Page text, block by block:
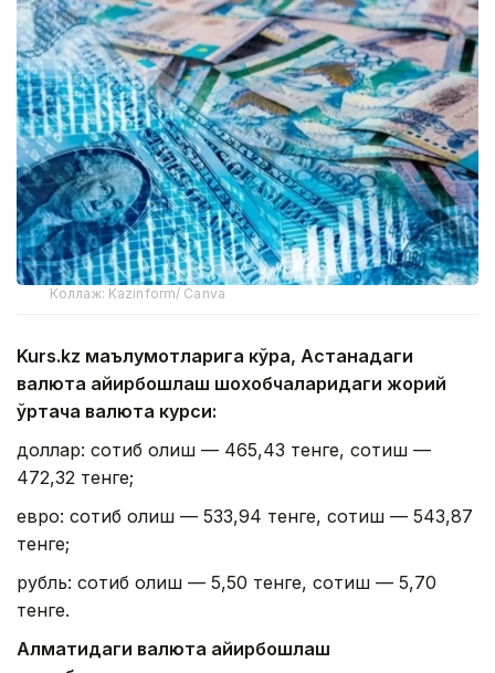
Коллаж: Kazinform/ Canva
Kurs.kz маълумотларига кўра, Астанадаги
валюта айирбошлаш шохобчаларидаги жорий
ўртача валюта курси:
доллар: сотиб олиш — 465,43 тенге, сотиш —
472,32 тенге;
евро: сотиб олиш — 533,94 тенге, сотиш — 543,87
тенге;
рубль: сотиб олиш — 5,50 тенге, сотиш — 5,70
тенге.
Алматидаги валюта айирбошлаш